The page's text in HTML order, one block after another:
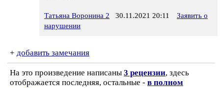
Татьяна Воронина 2 30.11.2021 20:11
Заявить о
нарушении
+ добавить замечания
На это произведение написаны 3 рецензии, здесь
отображается последняя, остальные - в полном